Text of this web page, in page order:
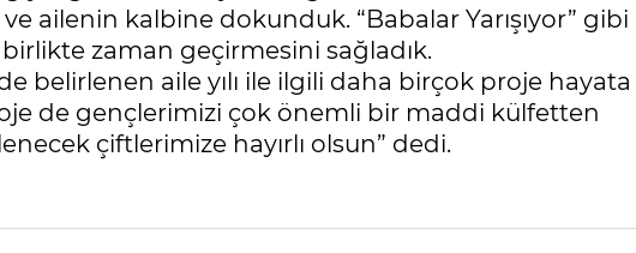
ailenin kalbine dokunduk. “Babalar Yarışıyor” gibi
zaman geçirmesini sağladık.
belirlenen aile yılı ile ilgili daha birçok proje hayata
de gençlerimizi çok önemli bir maddi külfetten
çiftlerimize hayırlı olsun” dedi.